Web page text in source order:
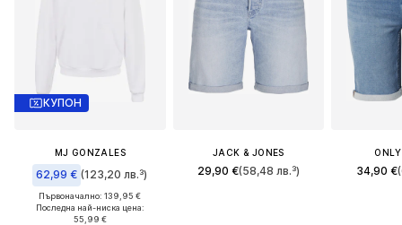
КУПОН
MJ GONZALES
62,99 € (123,20 лв.³)
Първоначално: 139,95 €
Последна най-ниска цена:
55,99 €
JACK & JONES
29,90 €(58,48 лв.³) 34,90 €